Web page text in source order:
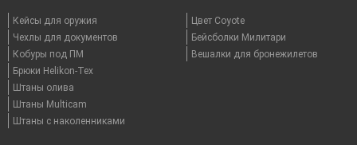
Кейсы для оружия
Чехлы для документов
Кобуры под ПМ
Брюки Helikon-Tex
Штаны олива
Штаны Multicam
Штаны с наколенниками
Цвет Coyote
Бейсболки Милитари
Вешалки для бронежилетов